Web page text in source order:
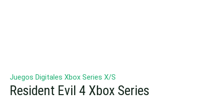
Juegos Digitales Xbox Series X/S
Resident Evil 4 Xbox Series